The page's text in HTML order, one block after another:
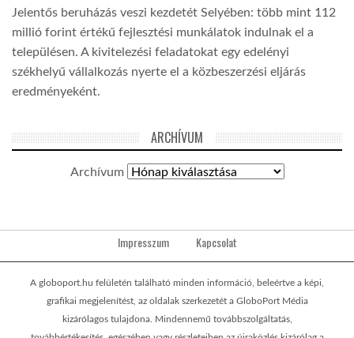
Jelentős beruházás veszi kezdetét Selyében: több mint 112
millió forint értékű fejlesztési munkálatok indulnak el a
településen. A kivitelezési feladatokat egy edelényi
székhelyű vállalkozás nyerte el a közbeszerzési eljárás
eredményeként.
ARCHÍVUM
Archívum
Impresszum Kapcsolat
A globoport.hu felületén található minden információ, beleértve a képi,
grafikai megjelenítést, az oldalak szerkezetét a GloboPort Média
kizárólagos tulajdona. Mindennemű továbbszolgáltatás,